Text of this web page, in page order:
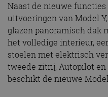
Naast de nieuwe
uitvoeringen van Model
glazen panoramisch dak
het volledige interieur,
stoelen met elektrisch
tweede zitrij, Autopilot
beschikt de nieuwe